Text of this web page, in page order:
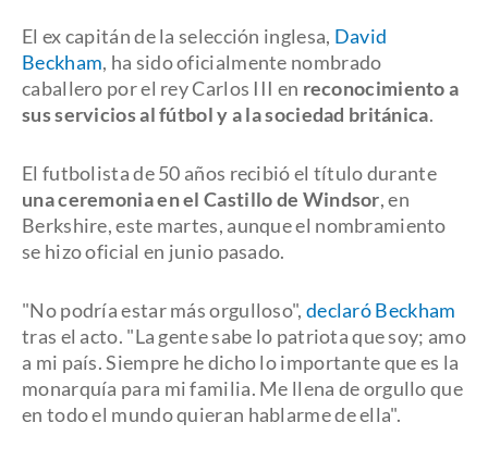
El ex capitán de la selección inglesa, David
Beckham, ha sido oficialmente nombrado
caballero por el rey Carlos III en reconocimiento a
sus servicios al fútbol y a la sociedad británica.
El futbolista de 50 años recibió el título durante
una ceremonia en el Castillo de Windsor, en
Berkshire, este martes, aunque el nombramiento
se hizo oficial en junio pasado.
"No podría estar más orgulloso", declaró Beckham
tras el acto. "La gente sabe lo patriota que soy; amo
a mi país. Siempre he dicho lo importante que es la
monarquía para mi familia. Me llena de orgullo que
en todo el mundo quieran hablarme de ella".